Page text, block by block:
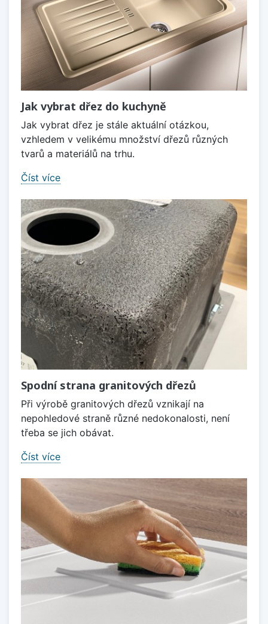
Jak vybrat dřez do kuchyně
Jak vybrat dřez je stále aktuální otázkou,
vzhledem v velikému množství dřezů různých
tvarů a materiálů na trhu.
Číst více
Spodní strana granitových dřezů
Při výrobě granitových dřezů vznikají na
nepohledové straně různé nedokonalosti, není
třeba se jich obávat.
Číst více